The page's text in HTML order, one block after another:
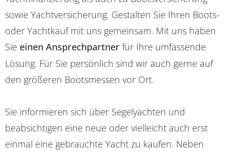
sowie Yachtversicherung. Gestalten Sie Ihren Boots-
oder Yachtkauf mit uns gemeinsam. Mit uns haben
Sie einen Ansprechpartner für Ihre umfassende
Lösung. Für Sie persönlich sind wir auch gerne auf
den größeren Bootsmessen vor Ort.
Sie informieren sich über Segelyachten und
beabsichtigen eine neue oder vielleicht auch erst
einmal eine gebrauchte Yacht zu kaufen. Neben